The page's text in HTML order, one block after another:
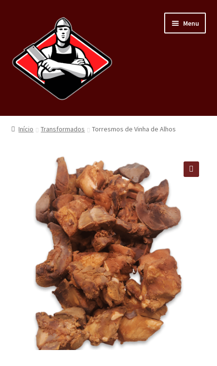
Menu
Home
Minha conta
Outras questões
Condições de entrega
Receitas
Início Transformados Torresmos de Vinha de Alhos